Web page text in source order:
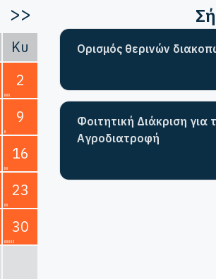
>>
Κυ
2
9
16
23
30
Ορισμός θερινών
Φοιτητική Διάκριση
Αγροδιατροφή